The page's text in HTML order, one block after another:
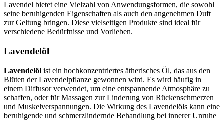
Lavendel bietet eine Vielzahl von Anwendungsformen, die sowohl
seine beruhigenden Eigenschaften als auch den angenehmen Duft
zur Geltung bringen. Diese vielseitigen Produkte sind ideal für
verschiedene Bedürfnisse und Vorlieben.
Lavendelöl
Lavendelöl ist ein hochkonzentriertes ätherisches Öl, das aus den
Blüten der Lavendelpflanze gewonnen wird. Es wird häufig in
einem Diffusor verwendet, um eine entspannende Atmosphäre zu
schaffen, oder für Massagen zur Linderung von Rückenschmerzen
und Muskelverspannungen. Die Wirkung des Lavendelöls kann eine
beruhigende und schmerzlindernde Behandlung bei innerer Unruhe